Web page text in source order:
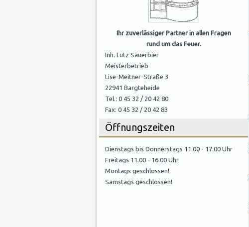
Ihr zuverlässiger Partner in allen Fragen
rund um das Feuer.
Inh. Lutz Sauerbier
Meisterbetrieb
Lise-Meitner-Straße 3
22941 Bargteheide
Tel.: 0 45 32 / 20 42 80
Fax: 0 45 32 / 20 42 83
Öffnungszeiten
Dienstags bis Donnerstags 11.00 - 17.00 Uhr
Freitags 11.00 - 16.00 Uhr
Montags geschlossen!
Samstags geschlossen!